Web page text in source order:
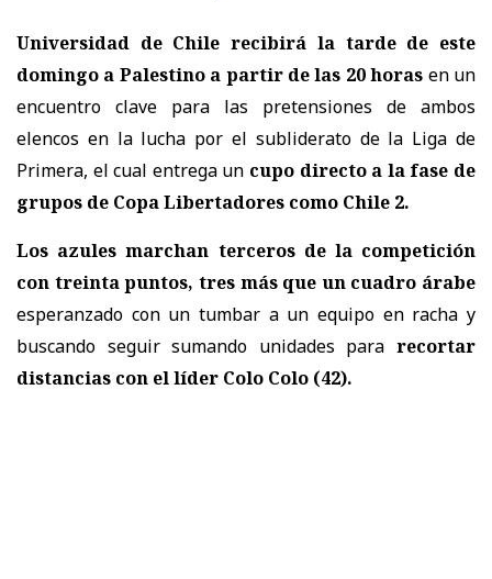
Universidad de Chile recibirá la tarde de este
domingo a Palestino a partir de las 20 horas en un
encuentro clave para las pretensiones de ambos
elencos en la lucha por el subliderato de la Liga de
Primera, el cual entrega un cupo directo a la fase de
grupos de Copa Libertadores como Chile 2.
Los azules marchan terceros de la competición
con treinta puntos, tres más que un cuadro árabe
esperanzado con un tumbar a un equipo en racha y
buscando seguir sumando unidades para recortar
distancias con el líder Colo Colo (42).